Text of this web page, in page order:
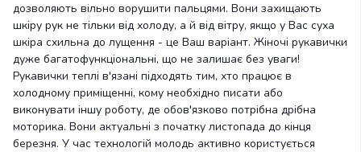
дозволяють вільно ворушити пальцями. Вони захищають
шкіру рук не тільки від холоду, а й від вітру, якщо у Вас суха
шкіра схильна до лущення - це Ваш варіант. Жіночі рукавички
дуже багатофункціональні, що не залишає без уваги!
Рукавички теплі в'язані підходять тим, хто працює в
холодному приміщенні, кому необхідно писати або
виконувати іншу роботу, де обов'язково потрібна дрібна
моторика. Вони актуальні з початку листопада до кінця
березня. У час технологій молодь активно користується